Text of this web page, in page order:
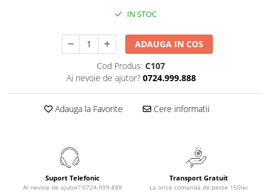
IN STOC
ADAUGA IN COS
Cod Produs: C107
Ai nevoie de ajutor? 0724.999.888
Adauga la Favorite Cere informatii
Suport Telefonic
Ai nevoie de ajutor? 0724-999-888
Transport Gratuit
La orice comanda de peste 150lei